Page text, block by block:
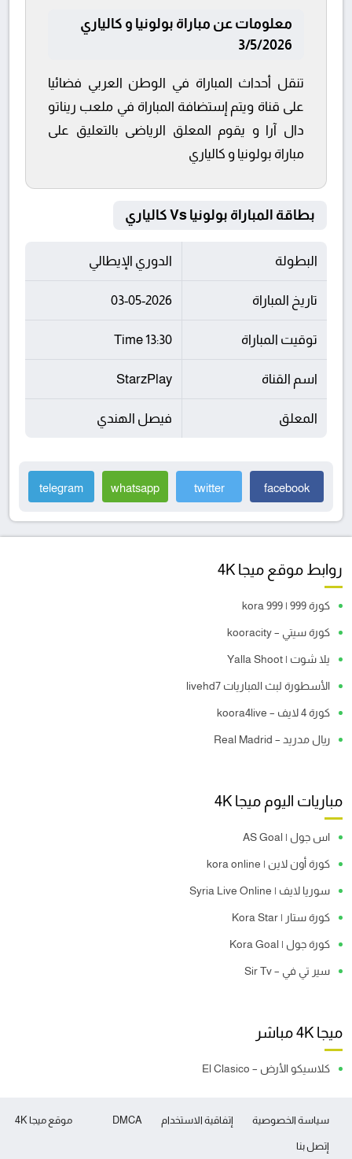
معلومات عن مباراة بولونيا و كالياري
3/5/2026
تنقل أحداث المباراة في الوطن العربي فضائيا
على قناة ويتم إستضافة المباراة في ملعب ريناتو
دال آرا و يقوم المعلق الرياضى بالتعليق على
مباراة بولونيا و كالياري
بطاقة المباراة بولونيا Vs كالياري
البطولة الدوري الإيطالي
تاريخ المباراة 03-05-2026
توقيت المباراة 13:30 Time
اسم القناة StarzPlay
المعلق فيصل الهندي
facebook
twitter
whatsapp
telegram
روابط موقع ميجا 4K
كورة 999 | kora 999
كورة سيتي – kooracity
يلا شوت | Yalla Shoot
الأسطورة لبث المباريات livehd7
كورة 4 لايف – koora4live
ريال مدريد – Real Madrid
مباريات اليوم ميجا 4K
اس جول | AS Goal
كورة أون لاين | kora online
سوريا لايف | Syria Live Online
كورة ستار | Kora Star
كورة جول | Kora Goal
سير تي في – Sir Tv
ميجا 4K مباشر
كلاسيكو الأرض – El Clasico
موقع ميجا 4K سياسة الخصوصية إتفاقية الاستخدام DMCA
إتصل بنا